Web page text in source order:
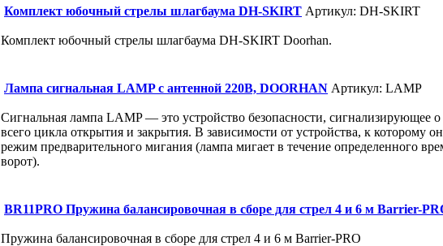
Комплект юбочный стрелы шлагбаума DH-SKIRT Артикул: DH-SKIRT
Комплект юбочный стрелы шлагбаума DH-SKIRT Doorhan.
Лампа сигнальная LAMP с антенной 220В, DOORHAN Артикул: LAMP
Сигнальная лампа LAMP — это устройство безопасности, сигнализирующее
всего цикла открытия и закрытия. В зависимости от устройства, к которому
режим предварительного мигания (лампа мигает в течение определенного
ворот).
BR11PRO Пружина балансировочная в сборе для стрел 4 и 6 м Barrier-
Пружина балансировочная в сборе для стрел 4 и 6 м Barrier-PRO